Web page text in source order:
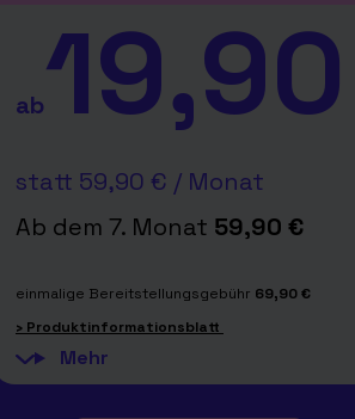
ab19,90
statt 59,90 € / Monat
Ab dem 7. Monat 59,90 €
einmalige Bereitstellungsgebühr 69,90 €
› Produktinformationsblatt